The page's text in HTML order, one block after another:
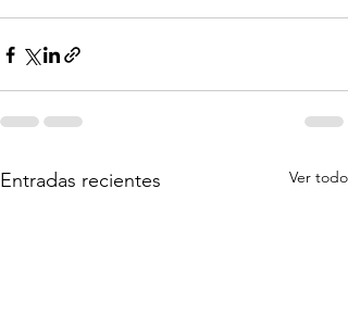
Entradas recientes Ver todo